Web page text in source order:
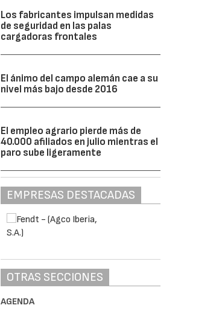
Los fabricantes impulsan medidas
de seguridad en las palas
cargadoras frontales
El ánimo del campo alemán cae a su
nivel más bajo desde 2016
El empleo agrario pierde más de
40.000 afiliados en julio mientras el
paro sube ligeramente
EMPRESAS DESTACADAS
OTRAS SECCIONES
AGENDA